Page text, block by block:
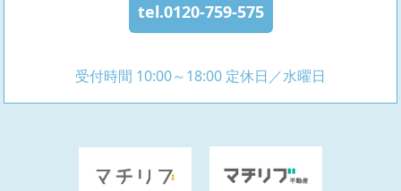
tel.0120-759-575
受付時間 10:00～18:00 定休日／水曜日